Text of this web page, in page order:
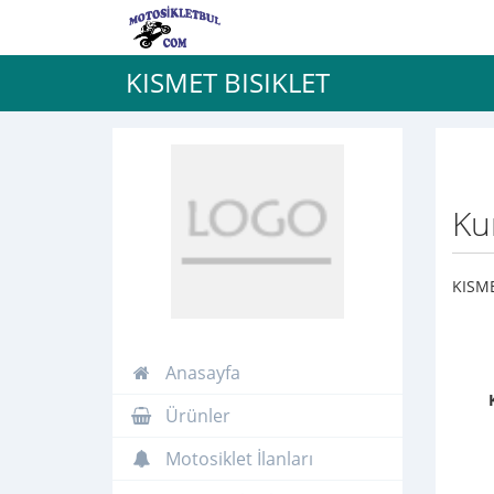
KISMET BISIKLET
Anasayfa
Ürünler
Motosiklet İlanları